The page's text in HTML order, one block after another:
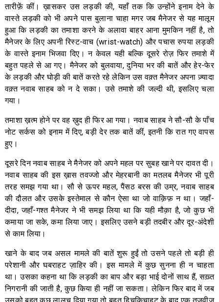
तारीफ़ें कीं। ख़ासकर उस लड़की की, यहाँ तक कि उन्होंने इनाम देने के
वास्ते लड़की को भी अपने पास बुलाना चाहा मगर जब मैनेजर से यह मालूम
हुआ कि लड़की का तमाशा करने के अलावा बाहर आना मुमकिन नहीं है, तो
मैनेजर के लिए अपनी रिस्ट-वाच (wrist-watch) और पचास रुपया लड़की
के वास्ते इनाम भिजवा दिए। न केवल यही बल्कि दूसरे रोज़ फिर तमाशे में
बहुत पहले से आ गए। मैनेजर को बुलवाया, दुनिया भर की बातें और हेर-फेर
के लड़की और घोड़ी की बातें करते रहे लेकिन उस वक़्त मैनेजर अपना ज़्यादा
वक़्त नवाब साहब को न दे सका। उसे तमाशे की जल्दी थी, इसलिए चला
गया।
तमाशा ख़त्म होने पर वह ख़ुद ही फिर आ गया। नवाब साहब ने सौ-सौ के पाँच
नोट सर्कस को इनाम में दिए, बड़ी देर तक बातें कीं, इतनी कि रात गए वापस
हुए।
दूसरे दिन नवाब साहब ने मैनेजर को अपने महल पर सुबह खाने पर दावत दी।
नवाब साहब की इस ख़ास तवज्जो और मेहरबानी का मतलब मैनेजर भी पूरी
तरह समझ गया था। सौ से ऊपर महल, पैंसठ बरस की उम्र, नवाब साहब
की दौलत और उसके इस्तेमाल से कौन ऐसा था जो वाक़िफ़ न था। जहाँ-
दीदा, जहाँ-गश्त मैनेजर ने भी समझ लिया था कि यही मौक़ा है, जो कुछ भी
कमाया जा सके, कमा लिया जाए। इसलिए उसने बड़ी तदबीर और दूर-अंदेशी
से काम लिया।
खाने के बाद जब असल मामले की बातें शुरू हुईं तो उसने पहले तो बड़ी ही
परेशानी और घबराहट ज़ाहिर की। इस मामले में कुछ सुनना ही न चाहता
था। उसका कहना था कि लड़की का बाप और बड़ा भाई दोनों साथ हैं, सख़्त
निगरानी की जाती है, कुछ किया ही नहीं जा सकता। लेकिन फिर बाद में जब